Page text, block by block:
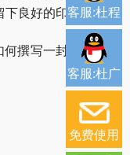
下良好的印象。
撰写一封出色的外
客服:杜程
客服:杜广
免费使用